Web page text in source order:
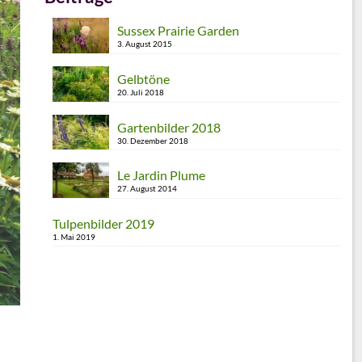
Sussex Prairie Garden
3. August 2015
Gelbtöne
20. Juli 2018
Gartenbilder 2018
30. Dezember 2018
Le Jardin Plume
27. August 2014
Tulpenbilder 2019
1. Mai 2019